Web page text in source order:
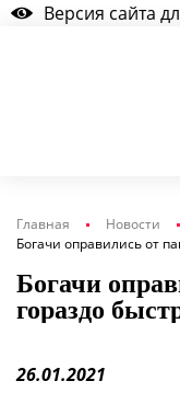
Версия сайта
Главная
Новости
Богачи оправились от
Богачи
гораздо
26.01.2021